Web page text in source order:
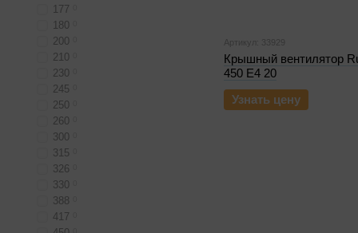
Артикул: 33929
Крышный вентилятор
450 E4 20
Узнать цену
177
180
200
210
230
245
250
260
300
315
326
330
388
417